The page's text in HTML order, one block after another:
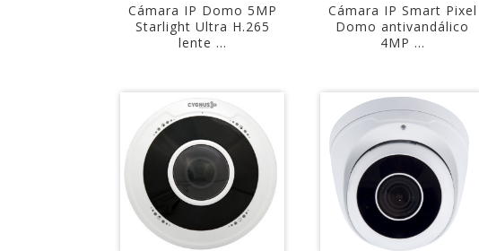
Cámara IP Domo 5MP
Starlight Ultra H.265
lente ...
Cámara IP Smart Pixel
Domo antivandálico
4MP ...